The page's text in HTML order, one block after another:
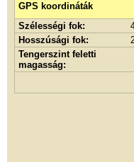
GPS koordináták
Szélességi fok:
Hosszúsági fok:
Tengerszint feletti
magasság: